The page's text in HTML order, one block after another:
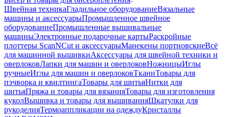
Швейная техникаГладильное оборудованиеВязальные
машины и аксессуарыПромышленное швейное
оборудованиеПромышленные вышивальные
машиныЭлектронные подарочные картыРаскройные
плоттеры ScanNCut и аксессуарыМанекены портновскиеВсё
для машинной вышивкиАксессуары для швейной техники и
оверлоковЛапки для машин и оверлоковНожницыИглы
ручныеИглы для машин и оверлоковТканиТовары для
пэчворка и квилтингаТовары для шитьяНитки для
шитьяПряжа и товары для вязанияТовары для изготовления
куколВышивка и товары для вышиванияШкатулки для
рукоделияТермоаппликации на одеждуКристаллы